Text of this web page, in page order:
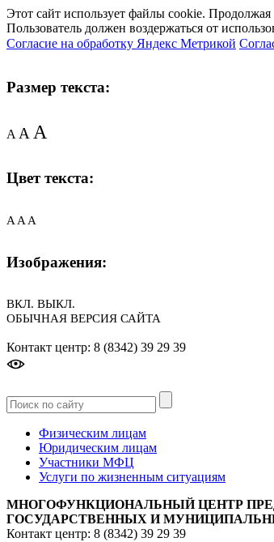
Этот сайт использует файлы cookie.
Пользователь должен воздержаться от
Согласие на обработку Яндекс Метрикой
Размер текста:
AAA
Цвет текста:
A A A
Изображения:
ВКЛ. ВЫКЛ.
ОБЫЧНАЯ ВЕРСИЯ САЙТА
Контакт центр: 8 (8342) 39 29 39
Физическим лицам
Юридическим лицам
Участники МФЦ
Услуги по жизненным ситуациям
МНОГОФУНКЦИОНАЛЬНЫЙ ЦЕНТР
ГОСУДАРСТВЕННЫХ И
Контакт центр: 8 (8342) 39 29 39